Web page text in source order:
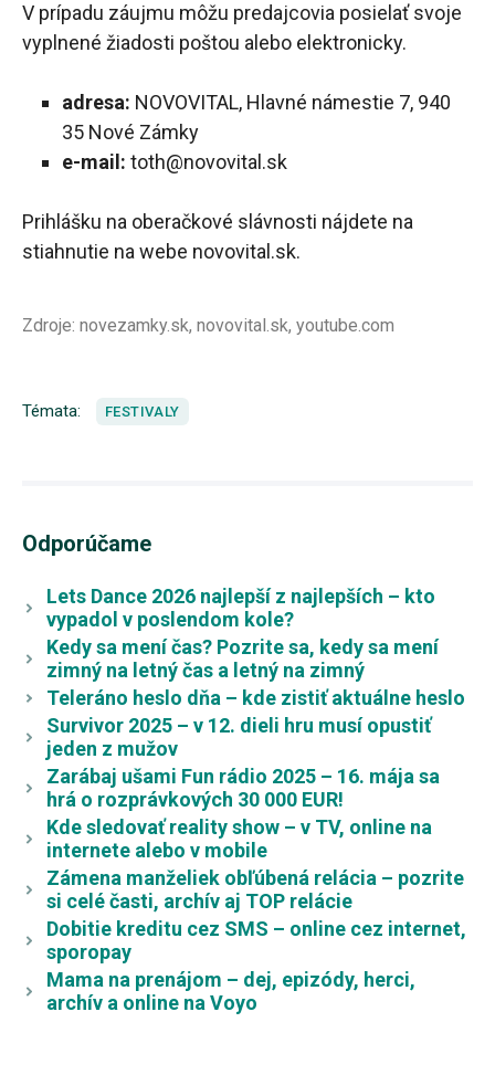
V prípadu záujmu môžu predajcovia posielať svoje
vyplnené žiadosti poštou alebo elektronicky.
adresa: NOVOVITAL, Hlavné námestie 7, 940
35 Nové Zámky
e-mail: toth@novovital.sk
Prihlášku na oberačkové slávnosti nájdete na
stiahnutie na webe novovital.sk.
Zdroje: novezamky.sk, novovital.sk, youtube.com
Témata: FESTIVALY
Odporúčame
Lets Dance 2026 najlepší z najlepších – kto
vypadol v poslendom kole?
Kedy sa mení čas? Pozrite sa, kedy sa mení
zimný na letný čas a letný na zimný
Teleráno heslo dňa – kde zistiť aktuálne heslo
Survivor 2025 – v 12. dieli hru musí opustiť
jeden z mužov
Zarábaj ušami Fun rádio 2025 – 16. mája sa
hrá o rozprávkových 30 000 EUR!
Kde sledovať reality show – v TV, online na
internete alebo v mobile
Zámena manželiek obľúbená relácia – pozrite
si celé časti, archív aj TOP relácie
Dobitie kreditu cez SMS – online cez internet,
sporopay
Mama na prenájom – dej, epizódy, herci,
archív a online na Voyo